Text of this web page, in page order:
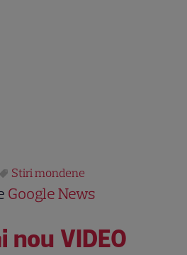
Stiri mondene
Google News
nou VIDEO